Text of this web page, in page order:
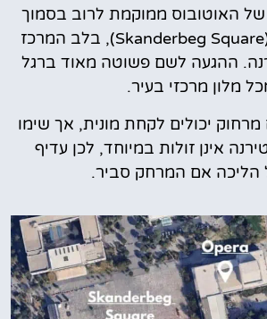
האוטובוס ממוקמת לרוב בסמוך
לכיכר סקנדרבג (Skanderbeg Square), בלב המרכז
ההגעה לשם פשוטה מאוד ברגל
מלון מרכזי בעיר.
מרחוק יכולים לקחת מונית, אך שימו
אינן זולות במיוחד, לכן עדיף
הליכה אם המרחק סביר.